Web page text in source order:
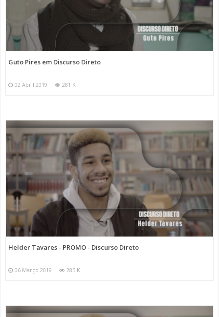
Guto Pires em Discurso Direto
02 Abril 2019 281 K
Helder Tavares - PROMO - Discurso Direto
06 Março 2019 285 K